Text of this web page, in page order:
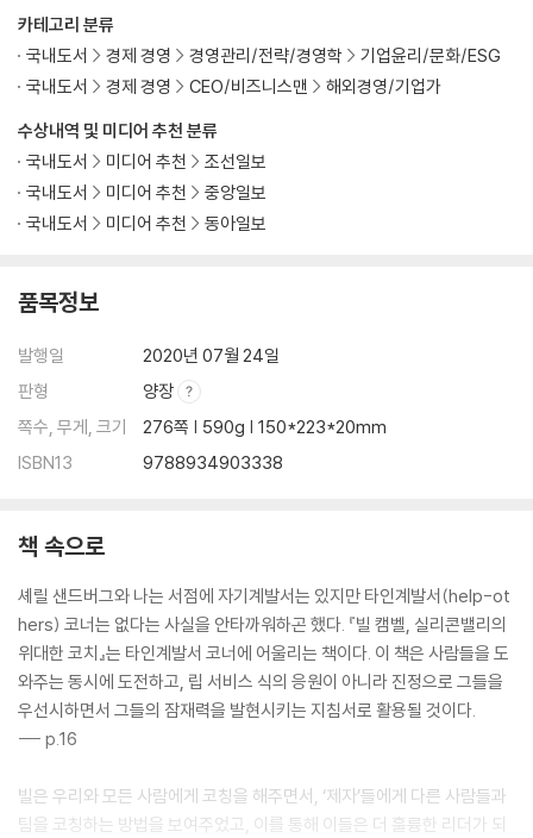
수상내역 및 미디어 추천 분류
국내도서
미디어 추천
조선일보
국내도서
미디어 추천
중앙일보
국내도서
미디어 추천 동아일보
카테고리 분류
국내도서
경제 경영 경영관리/전략/경영학
기업윤리/문화/ESG
국내도서
경제 경영 CEO/비즈니스맨 해외경영/기업가
품목정보
발행일
2020년 07월 24일
판형
양장
쪽수, 무게, 크기
276쪽 | 590g | 150*223*20mm
ISBN13
9788934903338
책 속으로
셰릴 샌드버그와 나는 서점에 자기계발서는 있지만 타인계발서(help-ot
hers) 코너는 없다는 사실을 안타까워하곤 했다. 『빌 캠벨, 실리콘밸리의
위대한 코치』는 타인계발서 코너에 어울리는 책이다. 이 책은 사람들을 도
와주는 동시에 도전하고, 립 서비스 식의 응원이 아니라 진정으로 그들을
우선시하면서 그들의 잠재력을 발현시키는 지침서로 활용될 것이다.
--- p.16
빌은 우리와 모든 사람에게 코칭을 해주면서, ‘제자’들에게 다른 사람들과
팀을 코칭하는 방법을 보여주었고, 이를 통해 이들은 더 훌륭한 리더가 되